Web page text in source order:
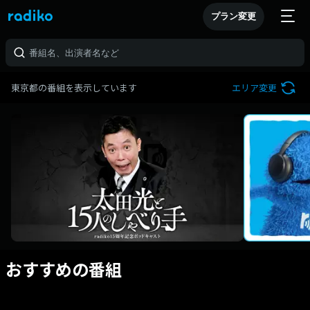
プラン変更
東京都の番組を表示しています エリア変更
おすすめの番組